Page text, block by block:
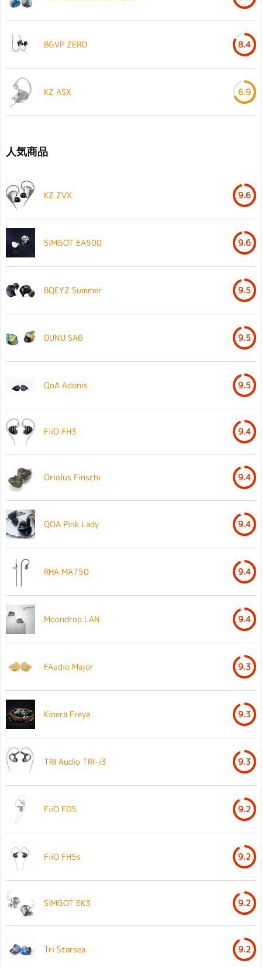
BGVP ZERO 8.4
KZ ASX 6.9
人気商品
KZ ZVX 9.6
SIMGOT EA500 9.6
BQEYZ Summer 9.5
DUNU SA6 9.5
QoA Adonis 9.5
FiiO FH3 9.4
Oriolus Finschi 9.4
QOA Pink Lady 9.4
RHA MA750 9.4
Moondrop LAN 9.4
FAudio Major 9.3
Kinera Freya 9.3
TRI Audio TRI-i3 9.3
FiiO FD5 9.2
FiiO FH5s 9.2
SIMGOT EK3 9.2
Tri Starsea 9.2